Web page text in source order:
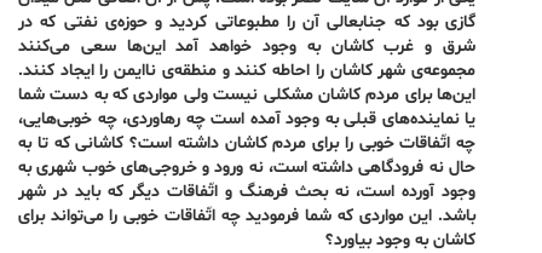
گازی بود که جنابعالی آن را مطبوعاتی کردید و حوزه‌ی نفتی که در
شرق و غرب کاشان به وجود خواهد آمد این‌ها سعی می‌کنند
مجموعه‌ی شهر کاشان را احاطه کنند و منطقه‌ی ناایمن را ایجاد کنند.
این‌ها برای مردم کاشان مشکلی نیست ولی مواردی که به دست شما
یا نماینده‌های قبلی به وجود آمده است چه رهاوردی، چه خوبی‌هایی،
چه اتّفاقات خوبی را برای مردم کاشان داشته است؟ کاشانی که تا به
حال نه فرودگاهی داشته است، نه ورود و خروجی‌های خوب شهری به
وجود آورده است، نه بحث فرهنگ و اتّفاقات دیگر که باید در شهر
باشد. این مواردی که شما فرمودید چه اتّفاقات خوبی را می‌تواند برای
کاشان به وجود بیاورد؟